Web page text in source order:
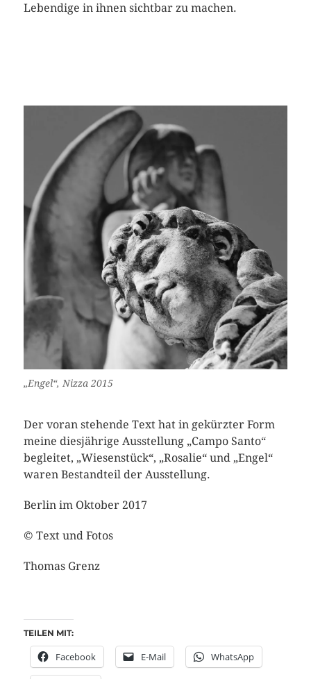
Lebendige in ihnen sichtbar zu machen.
„Engel“, Nizza 2015
Der voran stehende Text hat in gekürzter Form
meine diesjährige Ausstellung „Campo Santo“
begleitet, „Wiesenstück“, „Rosalie“ und „Engel“
waren Bestandteil der Ausstellung.
Berlin im Oktober 2017
© Text und Fotos
Thomas Grenz
TEILEN MIT:
Facebook E-Mail WhatsApp